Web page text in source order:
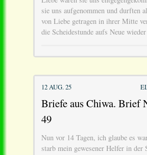
sie uns aufgenommen und durften
von Liebe getragen in ihrer Mitte
die Scheidestunde aufs Neue
12 AUG. 25
Briefe aus Chiwa. Brief
49
Nun vor 14 Tagen, ich glaube es
starb mein gewesener Helfer in der